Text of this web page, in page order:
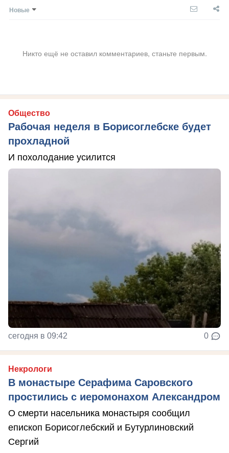
Новые
Никто ещё не оставил комментариев, станьте первым.
Общество
Рабочая неделя в Борисоглебске будет
прохладной
И похолодание усилится
сегодня в 09:42 0
Некрологи
В монастыре Серафима Саровского
простились с иеромонахом Александром
О смерти насельника монастыря сообщил
епископ Борисоглебский и Бутурлиновский
Сергий